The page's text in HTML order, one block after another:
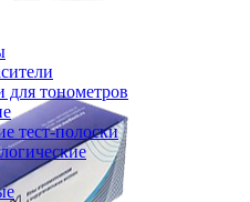
тонометров
тест-полоски